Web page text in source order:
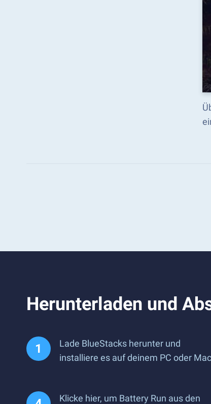
Herunterladen und
Lade BlueStacks herunter und
installiere es auf deinem PC oder Mac
Klicke hier, um Battery Run aus den